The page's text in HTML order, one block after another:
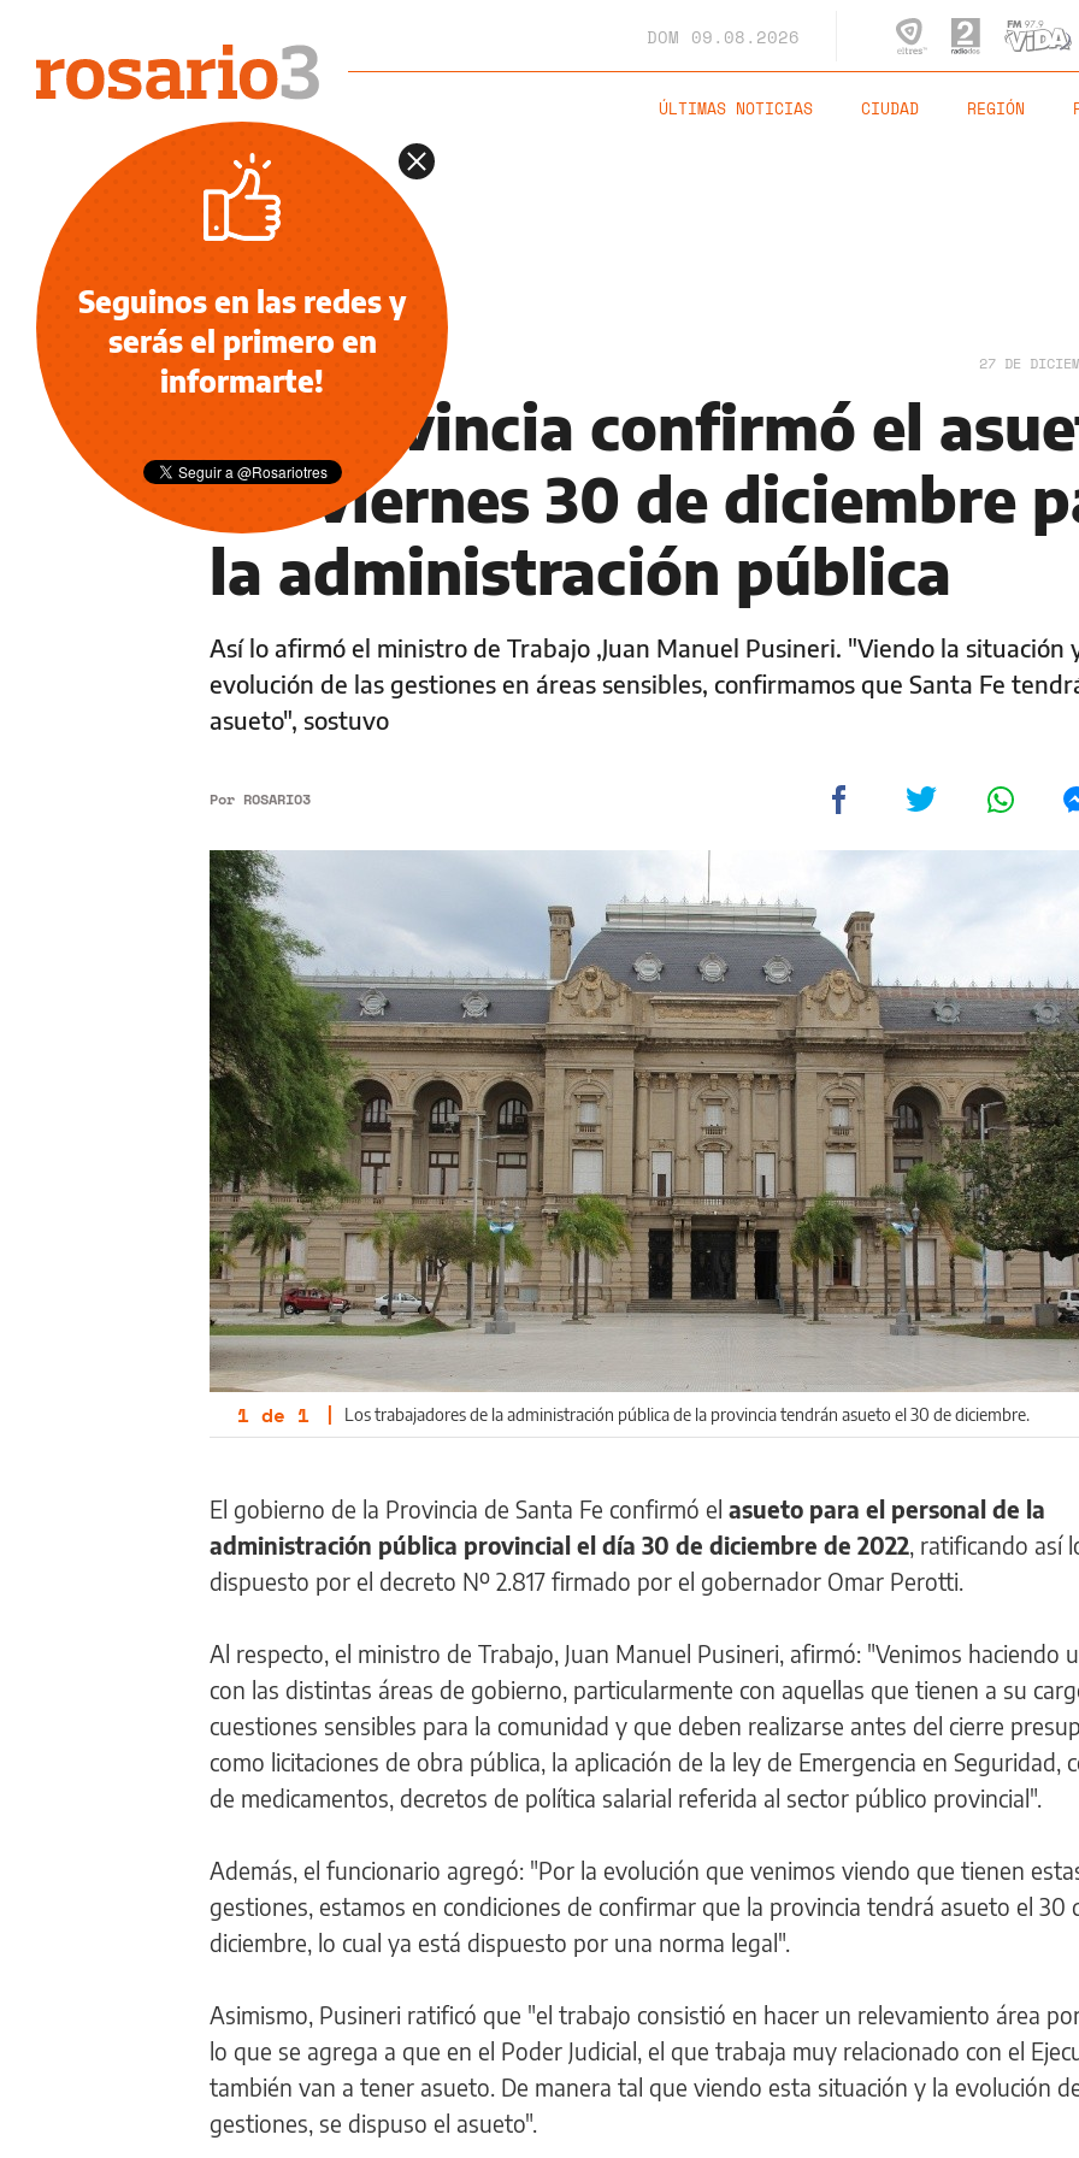
DOM 09.08.2026
ÚLTIMAS NOTICIAS CIUDAD REGIÓN
INFORMACIÓN GENERAL 27 DE
La Provincia confirmó el
del viernes 30 de diciembre
la administración pública
Así lo afirmó el ministro de Trabajo ,Juan Manuel Pusineri. "Viendo la situación
evolución de las gestiones en áreas sensibles, confirmamos que Santa Fe
asueto", sostuvo
Por ROSARIO3
1 de 1 | Los trabajadores de la administración pública de la provincia tendrán asueto el 30 de diciembre.
El gobierno de la Provincia de Santa Fe confirmó el asueto para el personal de la
administración pública provincial el día 30 de diciembre de 2022 , ratificando así
dispuesto por el decreto Nº 2.817 firmado por el gobernador Omar Perotti.
Al respecto, el ministro de Trabajo, Juan Manuel Pusineri, afirmó: "Venimos haciendo
con las distintas áreas de gobierno, particularmente con aquellas que tienen a su
cuestiones sensibles para la comunidad y que deben realizarse antes del cierre
como licitaciones de obra pública, la aplicación de la ley de Emergencia en Seguridad,
de medicamentos, decretos de política salarial referida al sector público provincial".
Además, el funcionario agregó: "Por la evolución que venimos viendo que tienen
gestiones, estamos en condiciones de confirmar que la provincia tendrá asueto el 30
diciembre, lo cual ya está dispuesto por una norma legal".
Asimismo, Pusineri ratificó que "el trabajo consistió en hacer un relevamiento área
lo que se agrega a que en el Poder Judicial, el que trabaja muy relacionado con el
también van a tener asueto. De manera tal que viendo esta situación y la evolución
gestiones, se dispuso el asueto".
Seguinos en las redes y
serás el primero en
informarte!